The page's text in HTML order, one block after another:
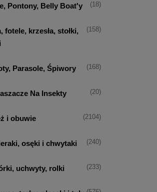
Pontony, Belly Boat'y (18)
fotele, krzesła, stołki,
(158)
Parasole, Śpiwory (168)
Na Insekty (20)
i obuwie (2104)
osęki i chwytaki (240)
uchwyty, rolki (233)